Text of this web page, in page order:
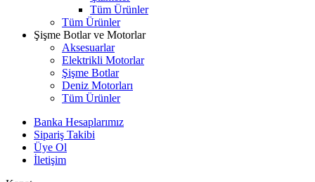
Tüm Ürünler
Tüm Ürünler
Şişme Botlar ve Motorlar
Aksesuarlar
Elektrikli Motorlar
Şişme Botlar
Deniz Motorları
Tüm Ürünler
Banka Hesaplarımız
Sipariş Takibi
Üye Ol
İletişim